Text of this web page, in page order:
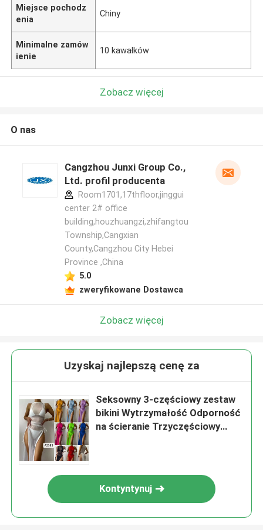
Miejsce pochodz
enia
Chiny
Minimalne zamów
ienie
10 kawałków
Zobacz więcej
O nas
Cangzhou Junxi Group Co.,
Ltd. profil producenta
Room1701,17thfloor,jinggui
center 2# office
building,houzhuangzi,zhifangtou
Township,Cangxian
County,Cangzhou City Hebei
Province ,China
5.0
zweryfikowane Dostawca
Zobacz więcej
Uzyskaj najlepszą cenę za
Seksowny 3-częściowy zestaw
bikini Wytrzymałość Odporność
na ścieranie Trzyczęściowy
Kontyntynuj